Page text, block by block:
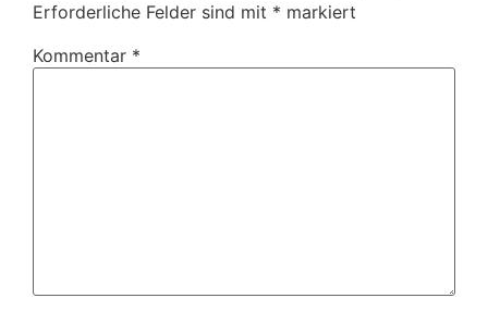
Erforderliche Felder sind mit * markiert
Kommentar *